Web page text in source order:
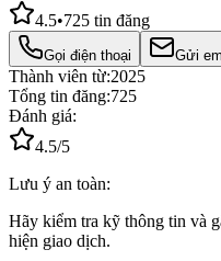
4.5•725 tin đăng
Gọi điện thoại Gửi
Thành viên từ:2025
Tổng tin đăng:725
Đánh giá:
4.5/5
Lưu ý an toàn:
Hãy kiểm tra kỹ thông tin và
hiện giao dịch.